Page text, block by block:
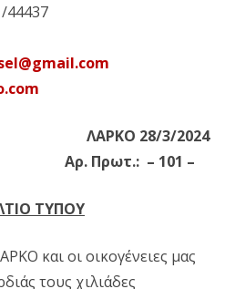
με
44437
ΛΑΡΚΟ 28/3/2024
Αρ. Πρωτ.: – 101 –
ΤΥΠΟΥ
και οι οικογένειες μας
τους χιλιάδες